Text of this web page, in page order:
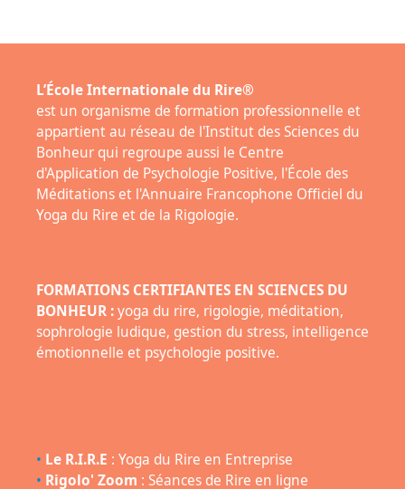
L’École Internationale du Rire®
est un organisme de formation professionnelle et
appartient au réseau de l'Institut des Sciences du
Bonheur qui regroupe aussi le Centre
d'Application de Psychologie Positive, l'École des
Méditations et l'Annuaire Francophone Officiel du
Yoga du Rire et de la Rigologie.
FORMATIONS CERTIFIANTES EN SCIENCES DU
BONHEUR :yoga du rire, rigologie, méditation,
sophrologie ludique, gestion du stress, intelligence
émotionnelle et psychologie positive.
• Le R.I.R.E : Yoga du Rire en Entreprise
• Rigolo' Zoom : Séances de Rire en ligne